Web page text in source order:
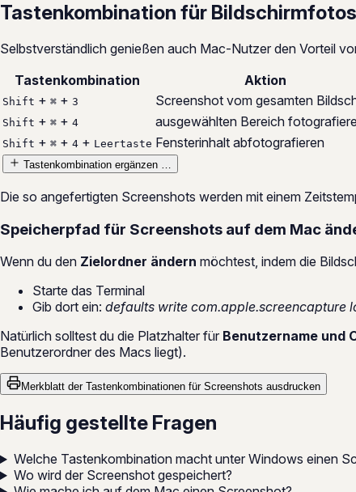
Tastenkombination für
Selbstverständlich genießen auch Mac-Nutzer den Vorteil
Tastenkombination
Aktion
Shift + ⌘ + 3 Screenshot vom gesamten
Shift + ⌘ + 4 ausgewählten Bereich
Shift + ⌘ + 4 + Leertaste Fensterinhalt abfotografieren
Tastenkombination ergänzen …
Die so angefertigten Screenshots werden mit einem
Speicherpfad für Screenshots auf dem Mac
Wenn du den Zielordner ändern möchtest, indem die
Starte das Terminal
Gib dort ein: defaults write com.apple.screencapture
Natürlich solltest du die Platzhalter für Benutzername und
Benutzerordner des Macs liegt).
Merkblatt der Tastenkombinationen für Screenshots ausdrucken
Häufig gestellte Fragen
Welche Tastenkombination macht unter Windows einen
Wo wird der Screenshot gespeichert?